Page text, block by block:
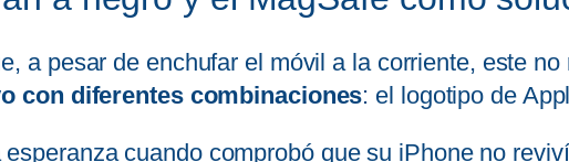
a pesar de enchufar el móvil a la corriente, este
con diferentes combinaciones: el logotipo de
cuando comprobó que su iPhone no